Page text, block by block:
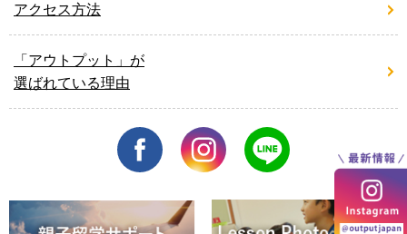
アクセス方法
「アウトプット」が
選ばれている理由